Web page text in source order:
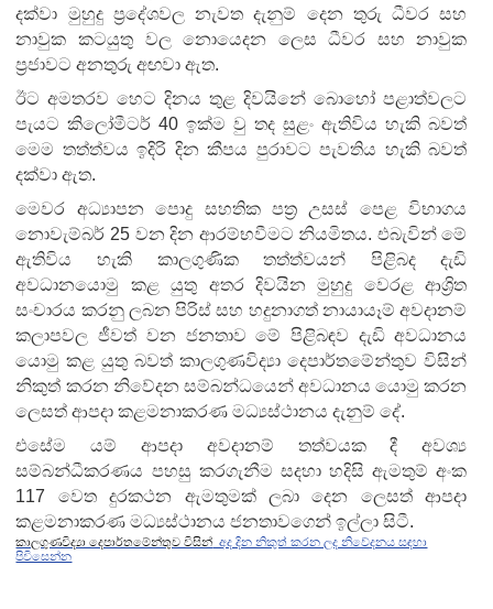
දක්වා මුහුදු ප්‍රදේශවල නැවත දැනුම් දෙන තුරු ධීවර සහ
නාවුක කටයුතු වල නොයෙදන ලෙස ධීවර සහ නාවුක
ප්‍රජාවට අනතුරු අඟවා ඇත.
ඊට අමතරව හෙට දිනය තුළ දිවයිනේ බොහෝ පළාත්වලට
පැයට කිලෝමීටර් 40 ඉක්ම වු තද සුළං ඇතිවිය හැකි බවත්
මෙම තත්ත්වය ඉදිරි දින කීපය පුරාවට පැවතිය හැකි බවත්
දක්වා ඇත.
මෙවර අධ්‍යාපන පොදු සහතික පත්‍ර උසස් පෙළ විභාගය
නොවැම්බර් 25 වන දින ආරම්භවීමට නියමිතය. එබැවින් මේ
ඇතිවිය හැකි කාලගුණික තත්ත්වයන් පිළිබද දැඩි
අවධානයොමු කළ යුතු අතර දිවයින මුහුදු වෙරළ ආශ්‍රිත
සංචාරය කරනු ලබන පිරිස් සහ හදුනාගත් නායායෑම් අවදානම්
කලාපවල ජීවත් වන ජනතාව මේ පිළිබඳව දැඩි අවධානය
යොමු කළ යුතු බවත් කාලගුණවිද්‍යා දෙපාර්තමේන්තුව විසින්
නිකුත් කරන නිවේදන සම්බන්ධයෙන් අවධානය යොමු කරන
ලෙසත් ආපදා කළමනාකරණ මධ්‍යස්ථානය දැනුම් දේ.
එසේම යම් ආපදා අවදානම් තත්වයක දී අවශ්‍ය
සම්බන්ධීකරණය පහසු කරගැනීම සදහා හදිසි ඇමතුම් අංක
117 වෙත දුරකථන ඇමතුමක් ලබා දෙන ලෙසත් ආපදා
කළමනාකරණ මධ්‍යස්ථානය ජනතාවගෙන් ඉල්ලා සිටී.
කාලගුණවිද්‍යා දෙපාර්තමේන්තුව විසින් අද දින නිකුත් කරන ලද නිවේදනය සඳහා
පිවිසෙන්න